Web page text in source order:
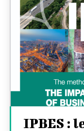
IPBES :